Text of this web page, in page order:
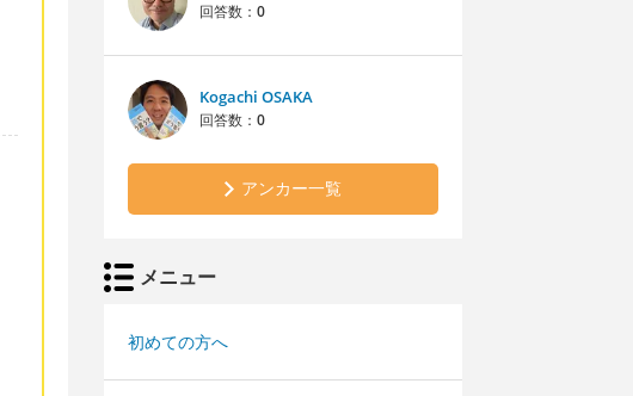
回答数： 0
Kogachi OSAKA
回答数： 0
アンカー一覧
メニュー
初めての方へ